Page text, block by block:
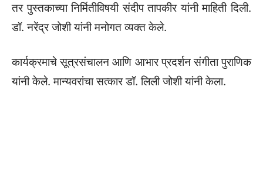
तर पुस्तकाच्या निर्मितीविषयी संदीप तापकीर यांनी माहिती दिली.
डॉ. नरेंद्र जोशी यांनी मनोगत व्यक्त केले.
कार्यक्रमाचे सूत्रसंचालन आणि आभार प्रदर्शन संगीता पुराणिक
यांनी केले. मान्यवरांचा सत्कार डॉ. लिली जोशी यांनी केला.